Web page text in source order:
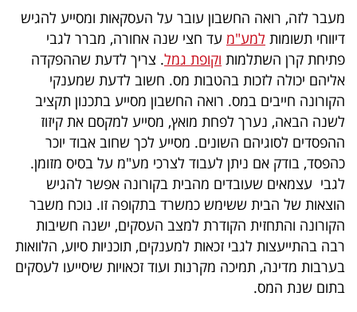
עקבו
אחרינו:
מעבר לזה, רואה החשבון עובר על העסקאות ומסייע להגיש
דיווחי תשומות למע"מ עד חצי שנה אחורה, מברר לגבי
פתיחת קרן השתלמות וקופת גמל. צריך לדעת שההפקדה
אליהם יכולה לזכות בהטבות מס. חשוב לדעת שמענקי
הקורונה חייבים במס. רואה החשבון מסייע בתכנון תקציב
לשנה הבאה, נערך לפחת מואץ, מסייע למקסם את קיזוז
ההפסדים לסוגיהם השונים. מסייע לכך שחוב אבוד יוכר
כהפסד, בודק אם ניתן לעבוד לצרכי מע"מ על בסיס מזומן.
לגבי עצמאים שעובדים מהבית בקורונה אפשר להגיש
הוצאות של הבית ששימש כמשרד בתקופה זו. נוכח משבר
הקורונה והתחזית הקודרת למצב העסקים, ישנה חשיבות
רבה בהתייעצות לגבי זכאות למענקים, תוכניות סיוע, הלוואות
בערבות מדינה, תמיכה מקרנות ועוד זכאויות שיסייעו לעסקים
בתום שנת המס.